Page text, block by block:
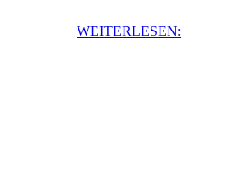
WEITERLESEN: